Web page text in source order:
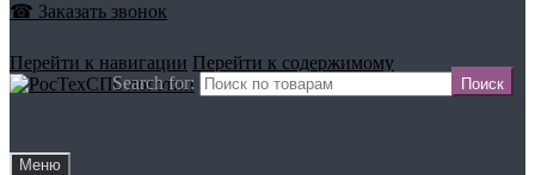
☎ Заказать звонок
Search for:
Перейти к навигации Перейти к содержимому
Меню